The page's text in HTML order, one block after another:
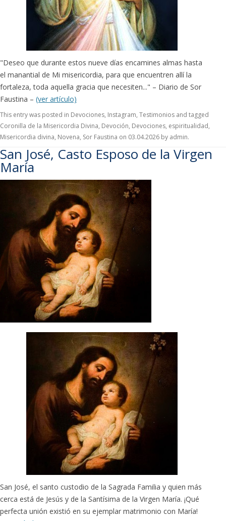
"Deseo que durante estos nueve días encamines almas hasta
el manantial de Mi misericordia, para que encuentren allí la
fortaleza, toda aquella gracia que necesiten..." – Diario de Sor
Faustina – (ver artículo)
This entry was posted in Devociones, Instagram, Testimonios and tagged
Coronilla de la Misericordia Divina, Devoción, Devociones, espiritualidad,
Misericordia divina, Novena, Sor Faustina on 03.04.2026 by admin.
San José, Casto Esposo de la Virgen
María
San José, el santo custodio de la Sagrada Familia y quien más
cerca está de Jesús y de la Santísima de la Virgen María. ¡Qué
perfecta unión existió en su ejemplar matrimonio con María!